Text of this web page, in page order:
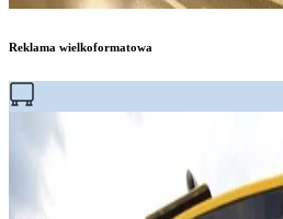
Reklama wielkoformatowa